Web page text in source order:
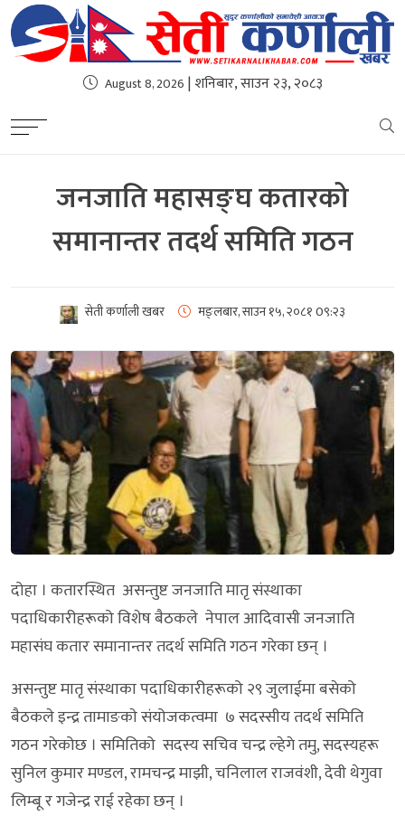
August 8, 2026 | शनिबार, साउन २३, २०८३
जनजाति महासङ्घ कतारको
समानान्तर तदर्थ समिति गठन
सेती कर्णाली खबर मङ्लबार, साउन १५, २०८१0९:२३
दोहा । कतारस्थित असन्तुष्ट जनजाति मातृ संस्थाका
पदाधिकारीहरूको विशेष बैठकले नेपाल आदिवासी जनजाति
महासंघ कतार समानान्तर तदर्थ समिति गठन गरेका छन् ।
असन्तुष्ट मातृ संस्थाका पदाधिकारीहरूको २९ जुलाईमा बसेको
बैठकले इन्द्र तामाङकाे संयोजकत्वमा ७ सदस्सीय तदर्थ समिति
गठन गरेकोछ । समितिको सदस्य सचिव चन्द्र ल्हेगे तमु, सदस्यहरू
सुनिल कुमार मण्डल, रामचन्द्र माझी, चनिलाल राजवंशी, देवी थेगुवा
लिम्बू र गजेन्द्र राई रहेका छन् ।